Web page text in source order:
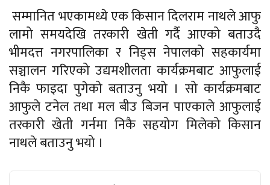
सम्मानित भएकामध्ये एक किसान दिलराम नाथले आफु
लामो समयदेखि तरकारी खेती गर्दै आएको बताउदै
भीमदत्त नगरपालिका र निड्स नेपालको सहकार्यमा
सञ्चालन गरिएको उद्यमशीलता कार्यक्रमबाट आफुलाई
निकै फाइदा पुगेको बताउनु भयो । सो कार्यक्रमबाट
आफुले टनेल तथा मल बीउ बिजन पाएकाले आफुलाई
तरकारी खेती गर्नमा निकै सहयोग मिलेको किसान
नाथले बताउनु भयो ।